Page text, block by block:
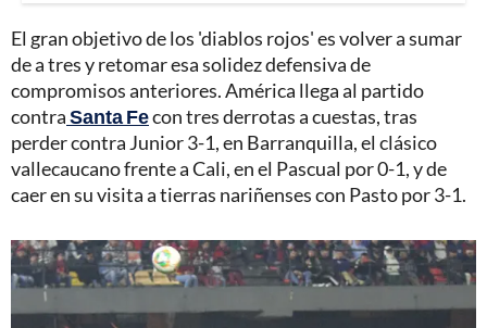
El gran objetivo de los 'diablos rojos' es volver a sumar
de a tres y retomar esa solidez defensiva de
compromisos anteriores. América llega al partido
contraSanta Fecon tres derrotas a cuestas, tras
perder contra Junior 3-1, en Barranquilla, el clásico
vallecaucano frente a Cali, en el Pascual por 0-1, y de
caer en su visita a tierras nariñenses con Pasto por 3-1.